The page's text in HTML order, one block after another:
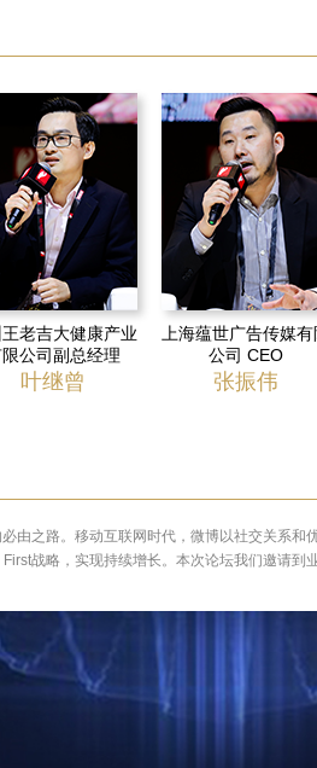
王老吉大健康产业
公司副总经理
叶继曾
上海蕴世广告传媒有
公司 CEO
张振伟
由之路。移动互联网时代，微博以社交关系
战略，实现持续增长。本次论坛我们邀请到